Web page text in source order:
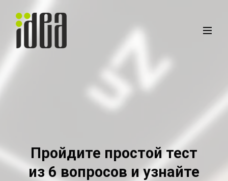
Пройдите простой тест
из 6 вопросов и узнайте